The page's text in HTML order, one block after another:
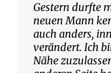
Gestern durfte
neuen Mann
auch anders,
verändert. Ich
Nähe